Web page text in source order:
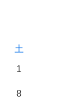
土
1
8